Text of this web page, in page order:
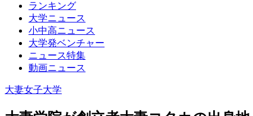
ランキング
大学ニュース
小中高ニュース
大学発ベンチャー
ニュース特集
動画ニュース
大妻女子大学